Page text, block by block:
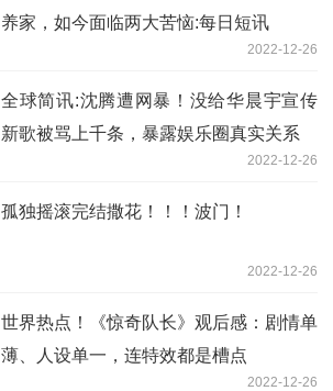
养家，如今面临两大苦恼:每日短讯
2022-12-26
全球简讯:沈腾遭网暴！没给华晨宇宣传
新歌被骂上千条，暴露娱乐圈真实关系
2022-12-26
孤独摇滚完结撒花！！！波门！
2022-12-26
世界热点！《惊奇队长》观后感：剧情单
薄、人设单一，连特效都是槽点
2022-12-26